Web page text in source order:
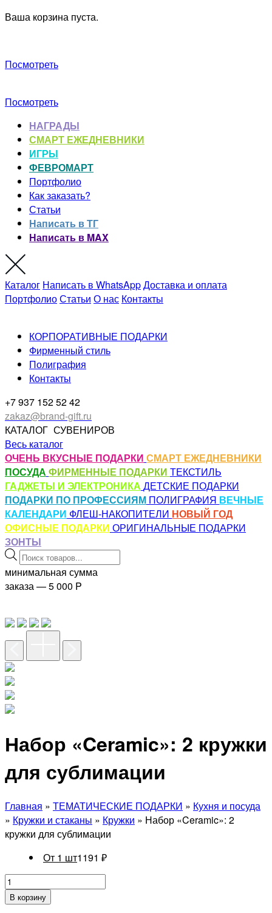
Ваша корзина пуста.
Посмотреть
Посмотреть
НАГРАДЫ
СМАРТ ЕЖЕДНЕВНИКИ
ИГРЫ
ФЕВРОМАРТ
Портфолио
Как заказать?
Статьи
Написать в ТГ
Написать в MAX
Каталог Написать в WhatsAppДоставка и оплата
ПортфолиоСтатьи О нас Контакты
КОРПОРАТИВНЫЕ ПОДАРКИ
Фирменный стиль
Полиграфия
Контакты
+7 937 152 52 42
zakaz@brand-gift.ru
КАТАЛОГ СУВЕНИРОВ
Весь каталог
ОЧЕНЬ ВКУСНЫЕ ПОДАРКИ СМАРТ ЕЖЕДНЕВНИКИ
ПОСУДА ФИРМЕННЫЕ ПОДАРКИ ТЕКСТИЛЬ
ГАДЖЕТЫ И ЭЛЕКТРОНИКА ДЕТСКИЕ ПОДАРКИ
ПОДАРКИ ПО ПРОФЕССИЯМ ПОЛИГРАФИЯ ВЕЧНЫЕ
КАЛЕНДАРИ ФЛЕШ-НАКОПИТЕЛИ НОВЫЙ ГОД
ОФИСНЫЕ ПОДАРКИ ОРИГИНАЛЬНЫЕ ПОДАРКИ
ЗОНТЫ
Поиск
товаров
минимальная сумма
заказа — 5 000 P
Набор «Ceramic»: 2 кружки
для сублимации
Главная » ТЕМАТИЧЕСКИЕ ПОДАРКИ » Кухня и посуда
» Кружки и стаканы » Кружки » Набор «Ceramic»: 2
кружки для сублимации
От 1 шт1191 ₽
В корзину